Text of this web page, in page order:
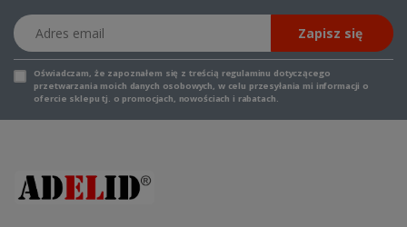
Adres email
Zapisz się
Oświadczam, że zapoznałem się z treścią regulaminu dotyczącego
przetwarzania moich danych osobowych, w celu przesyłania mi informacji o
ofercie sklepu tj. o promocjach, nowościach i rabatach.